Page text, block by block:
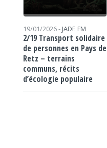
19/01/2026 - JADE FM
2/19 Transport solidaire
de personnes en Pays de
Retz – terrains
communs, récits
d’écologie populaire